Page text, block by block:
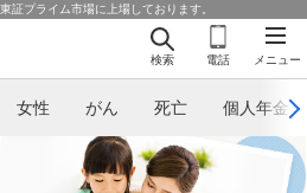
証プライム市場に上場しております。
メニュー
検索 電話
女性 がん 死亡 個人年金